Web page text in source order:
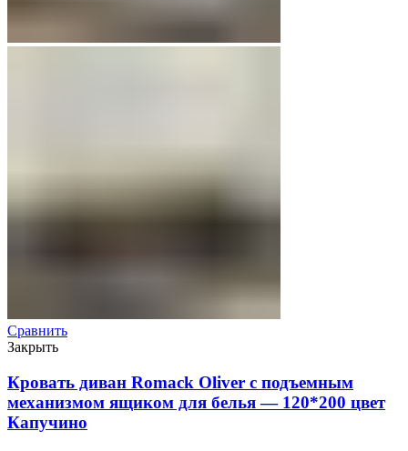
Сравнить
Закрыть
Кровать диван Romack Oliver с подъемным
механизмом ящиком для белья — 120*200 цвет
Капучино